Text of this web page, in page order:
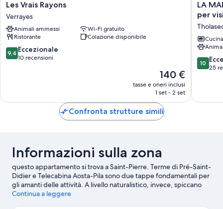
Les
Vrais
Rayons
Verrayes
Les Vrais Rayons
Verrayes
Animali ammessi
Wi-Fi gratuito
Ristorante
Colazione disponibile
9.4
su
9,4 Eccezionale
10 recensioni
Il
prezzo
attuale
140 €
140 €
tasse e oneri inclusi
1 set - 2 set
LA
DES
CHATS
in
per
d'Aosta
LA
per
Cucina
10.0
su
10
25
Confronta strutture simili
Informazioni sulla zona
questo appartamento si trova a Saint-Pierre. Terme di Pré-Saint-
Didier e Telecabina Aosta-Pila sono due tappe fondamentali per
gli amanti delle attività. A livello naturalistico, invece, spiccano
Riserva Naturale Côte de Gargantua e Parco Nazionale del Gran
Continua a leggere